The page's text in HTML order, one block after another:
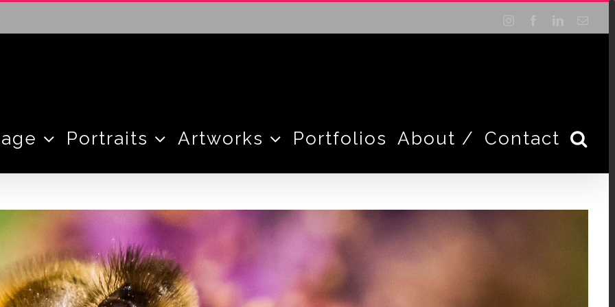
Portraits Artworks Portfolios About / Contact